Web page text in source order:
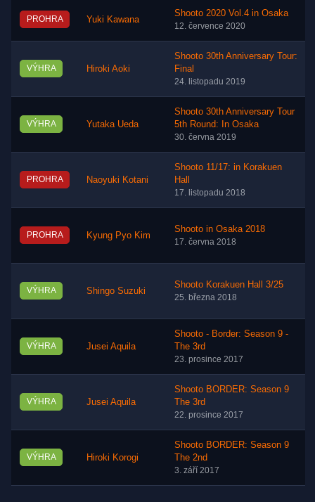
PROHRA Yuki Kawana
Shooto 2020 Vol.4 in Osaka
12. července 2020
VÝHRA Hiroki Aoki
Shooto 30th Anniversary Tour:
Final
24. listopadu 2019
VÝHRA Yutaka Ueda
Shooto 30th Anniversary Tour
5th Round: In Osaka
30. června 2019
PROHRA Naoyuki Kotani
Shooto 11/17: in Korakuen
Hall
17. listopadu 2018
PROHRA Kyung Pyo Kim
Shooto in Osaka 2018
17. června 2018
VÝHRA Shingo Suzuki
Shooto Korakuen Hall 3/25
25. března 2018
VÝHRA Jusei Aquila
Shooto - Border: Season 9 -
The 3rd
23. prosince 2017
VÝHRA Jusei Aquila
Shooto BORDER: Season 9
The 3rd
22. prosince 2017
VÝHRA Hiroki Korogi
Shooto BORDER: Season 9
The 2nd
3. září 2017